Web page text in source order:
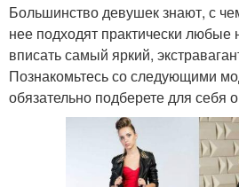
Большинство девушек знают, с
нее подходят практически любые
вписать самый яркий,
Познакомьтесь со следующими
обязательно подберете для себя